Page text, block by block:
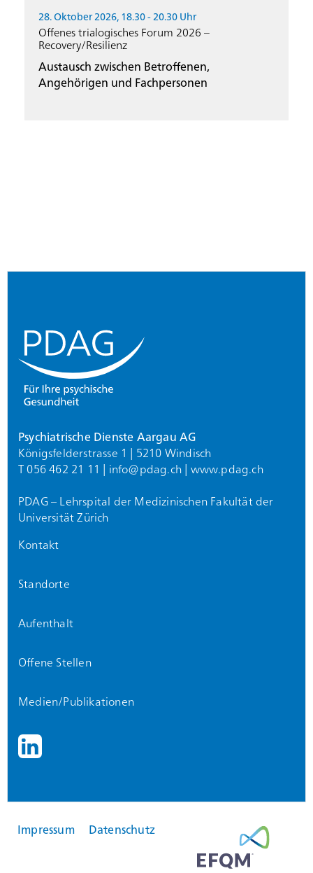
28. Oktober 2026, 18.30 - 20.30 Uhr
Offenes trialogisches Forum 2026 –
Recovery/Resilienz
Austausch zwischen Betroffenen,
Angehörigen und Fachpersonen
Psychiatrische Dienste Aargau AG
Königsfelderstrasse 1 | 5210 Windisch
T 056 462 21 11 | info@pdag.ch www.pdag.ch
PDAG – Lehrspital der Medizinischen Fakultät der
Universität Zürich
Kontakt
Standorte
Aufenthalt
Offene Stellen
Medien/Publikationen
Impressum Datenschutz